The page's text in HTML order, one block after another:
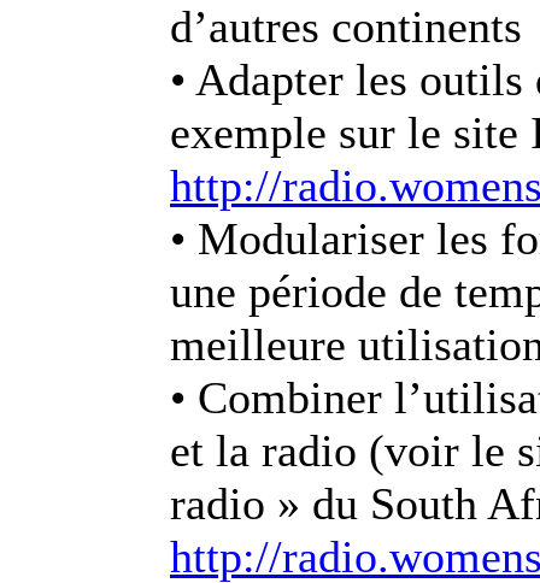
d’autres continents
• Adapter les
exemple sur le site
http://
• Modulariser les
une période de
meilleure
• Combiner
et la radio (voir le
radio » du South
http://